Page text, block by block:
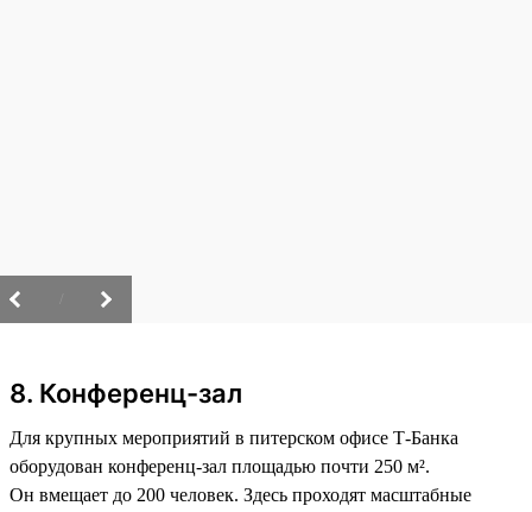
8. Конференц-зал
Для крупных мероприятий в питерском офисе Т-Банка
оборудован конференц-зал площадью почти 250 м².
Он вмещает до 200 человек. Здесь проходят масштабные